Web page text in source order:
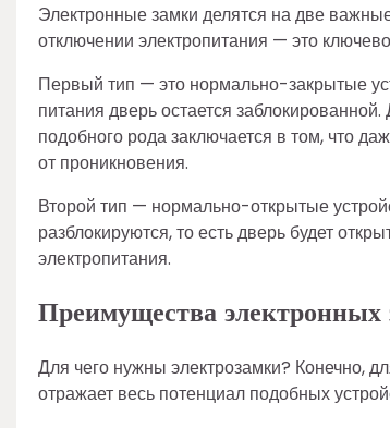
Электронные замки делятся на две
отключении электропитания — это
Первый тип — это нормально-закрытые
питания дверь остается
подобного рода заключается в том, что
от проникновения.
Второй тип — нормально-открытые
разблокируются, то есть дверь будет
электропитания.
Преимущества
Для чего нужны электрозамки? Конечно,
отражает весь потенциал подобных